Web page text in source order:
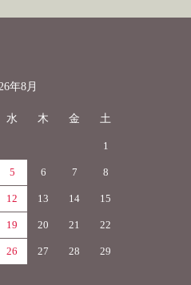
年8月
水 木 金 土
1
5 6 7 8
12 13 14 15
19 20 21 22
26 27 28 29